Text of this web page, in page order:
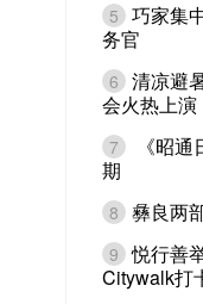
5 巧家集
务官
6 清凉避
会火热上演
7
《昭
期
8 彝良两
9 悦行善
Citywalk打